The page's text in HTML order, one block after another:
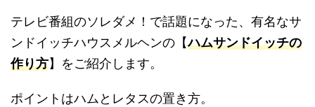
テレビ番組のソレダメ！で話題になった、有名なサ
ンドイッチハウスメルヘンの【ハムサンドイッチの
作り方】をご紹介します。
ポイントはハムとレタスの置き方。